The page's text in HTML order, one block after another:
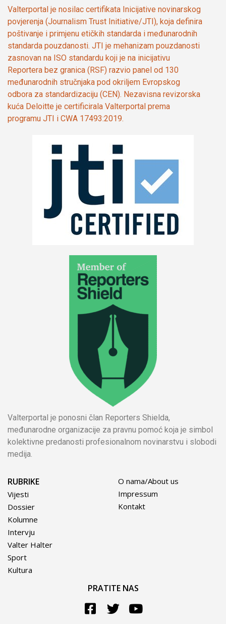
Valterportal je nosilac certifikata Inicijative novinarskog
povjerenja (Journalism Trust Initiative/JTI), koja definira
poštivanje i primjenu etičkih standarda i međunarodnih
standarda pouzdanosti. JTI je mehanizam pouzdanosti
zasnovan na ISO standardu koji je na inicijativu
Reportera bez granica (RSF) razvio panel od 130
međunarodnih stručnjaka pod okriljem Evropskog
odbora za standardizaciju (CEN). Nezavisna revizorska
kuća Deloitte je certificirala Valterportal prema
programu JTI i CWA 17493:2019.
Valterportal je ponosni član Reporters Shielda,
međunarodne organizacije za pravnu pomoć koja je simbol
kolektivne predanosti profesionalnom novinarstvu i slobodi
medija.
RUBRIKE
Vijesti
Dossier
Kolumne
Intervju
Valter Halter
Sport
Kultura
O nama/About us
Impressum
Kontakt
PRATITE NAS